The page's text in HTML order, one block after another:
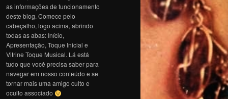
as informações de funcionamento
deste blog. Comece pelo
cabeçalho, logo acima, abrindo
todas as abas: Início,
Apresentação, Toque Inicial e
Vitrine Toque Musical. Lá está
tudo que você precisa saber para
navegar em nosso conteúdo e se
tornar mais uma amigo culto e
oculto associado